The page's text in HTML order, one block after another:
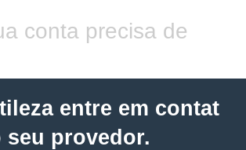
conta precisa de
entre em contat
seu provedor.